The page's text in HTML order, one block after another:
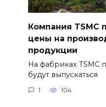
Компания TSMC
цены на
продукции
На фабриках TSMC
будут выпускаться
1 104